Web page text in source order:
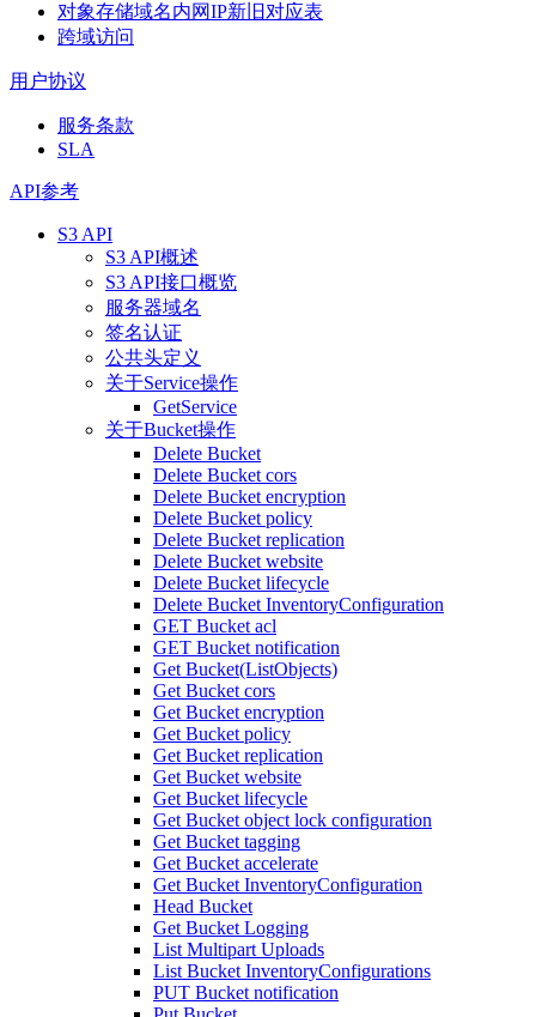
对象存储域名内网IP新旧对应表
跨域访问
用户协议
服务条款
SLA
API参考
S3 API
S3 API概述
S3 API接口概览
服务器域名
签名认证
公共头定义
关于Service操作
GetService
关于Bucket操作
Delete Bucket
Delete Bucket cors
Delete Bucket encryption
Delete Bucket policy
Delete Bucket replication
Delete Bucket website
Delete Bucket lifecycle
Delete Bucket InventoryConfiguration
GET Bucket acl
GET Bucket notification
Get Bucket(ListObjects)
Get Bucket cors
Get Bucket encryption
Get Bucket policy
Get Bucket replication
Get Bucket website
Get Bucket lifecycle
Get Bucket object lock configuration
Get Bucket tagging
Get Bucket accelerate
Get Bucket InventoryConfiguration
Head Bucket
Get Bucket Logging
List Multipart Uploads
List Bucket InventoryConfigurations
PUT Bucket notification